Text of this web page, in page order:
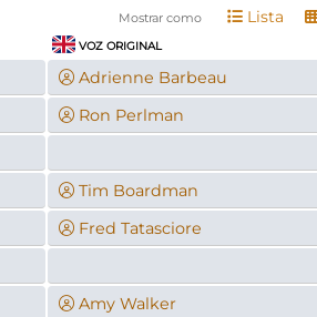
Mostrar como Lista
VOZ ORIGINAL
Adrienne Barbeau
Ron Perlman
Tim Boardman
Fred Tatasciore
Amy Walker